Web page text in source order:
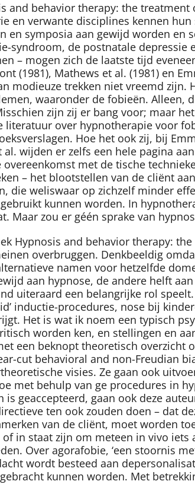
and behavior therapy: the
en verwante disciplines kennen
en symposia aan gewijd worden en
syndroom, de postnatale depressie
– mogen zich de laatste tijd
(1981), Mathews et al. (1981) en
modieuze trekken niet vreemd
waaronder de fobieën.
zijn zij er bang voor; maar
over hypnotherapie voor
Hoe het ook zij, bij
wijden er zelfs een hele pagina
met de tische
– het blootstellen van de cliënt
die weliswaar op zichzelf minder
kunnen worden. In
Maar zou er géén sprake van
Hypnosis and behavior therapy:
overbruggen. Denkbeeldig
alternatieve namen voor hetzelfde
aan hypnose, de andere helft
uiteraard een belangrijke rol
inductie-procedures, nose bij
Het is wat ik noem een typisch
worden ken, en stellingen en
een beknopt theoretisch overzicht
cut behavioral and non-Freudian
visies. Ze gaan ook
met behulp van ge procedures in
geaccepteerd, gaan ook deze
ten ook zouden doen – dat
van de cliënt, moet worden
in staat zijn om meteen in vivo
Over agorafobie, ‘een stoornis
wordt besteed aan
kunnen worden. Met